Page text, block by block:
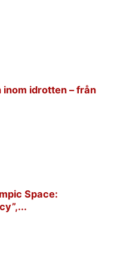
idrotten – från
Space: